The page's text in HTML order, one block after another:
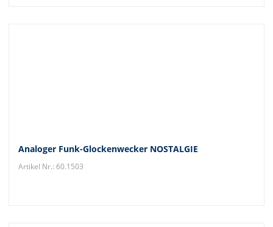
Analoger Funk-Glockenwecker NOSTALGIE
Artikel Nr.: 60.1503